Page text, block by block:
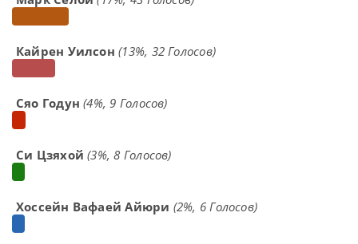
Кайрен Уилсон (13%, 32 Голосов)
Сяо Годун (4%, 9 Голосов)
Си Цзяхой (3%, 8 Голосов)
Хоссейн Вафаей Айюри (2%, 6 Голосов)